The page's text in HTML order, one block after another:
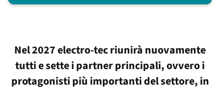
Nel 2027 electro-tec riunirà nuovamente
tutti e sette i partner principali, ovvero i
protagonisti più importanti del settore, in